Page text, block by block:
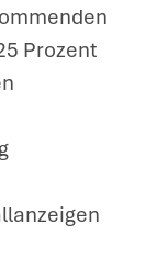
Prozent